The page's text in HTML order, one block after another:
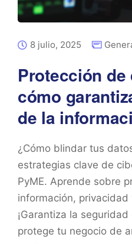
8 julio, 2025
Protección
cómo
de la
¿Cómo blindar tus
estrategias clave de
PyME. Aprende sobre
información,
¡Garantiza la
protege tu negocio de